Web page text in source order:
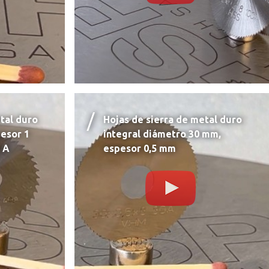
duro
1
A
Hojas de sierra de metal duro
integral diámetro 30 mm,
espesor 0,5 mm